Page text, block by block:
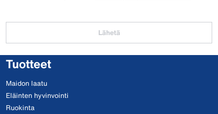
Lähetä
Tuotteet
Maidon laatu
Eläinten hyvinvointi
Ruokinta